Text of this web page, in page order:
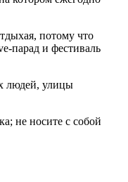
потому что
парад и фестиваль
людей, улицы
не носите с собой